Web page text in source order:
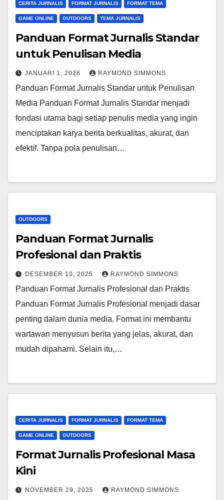
CERITA JURNALIS FORMAT JURNALIS FORMAT TEMA
GAME ONLINE OUTDOORS TEMA JURNALIS
Panduan Format Jurnalis Standar
untuk Penulisan Media
JANUARI 1, 2026 RAYMOND SIMMONS
Panduan Format Jurnalis Standar untuk Penulisan
Media Panduan Format Jurnalis Standar menjadi
fondasi utama bagi setiap penulis media yang ingin
menciptakan karya berita berkualitas, akurat, dan
efektif. Tanpa pola penulisan…
OUTDOORS
Panduan Format Jurnalis
Profesional dan Praktis
DESEMBER 10, 2025 RAYMOND SIMMONS
Panduan Format Jurnalis Profesional dan Praktis
Panduan Format Jurnalis Profesional menjadi dasar
penting dalam dunia media. Format ini membantu
wartawan menyusun berita yang jelas, akurat, dan
mudah dipahami. Selain itu,…
CERITA JURNALIS FORMAT JURNALIS FORMAT TEMA
GAME ONLINE OUTDOORS
Format Jurnalis Profesional Masa
Kini
NOVEMBER 29, 2025 RAYMOND SIMMONS